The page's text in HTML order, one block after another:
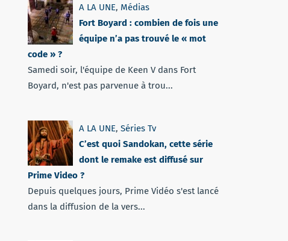
A LA UNE, Médias
Fort Boyard : combien de fois une
équipe n’a pas trouvé le « mot
code » ?
Samedi soir, l'équipe de Keen V dans Fort
Boyard, n'est pas parvenue à trou...
A LA UNE, Séries Tv
C’est quoi Sandokan, cette série
dont le remake est diffusé sur
Prime Video ?
Depuis quelques jours, Prime Vidéo s'est lancé
dans la diffusion de la vers...